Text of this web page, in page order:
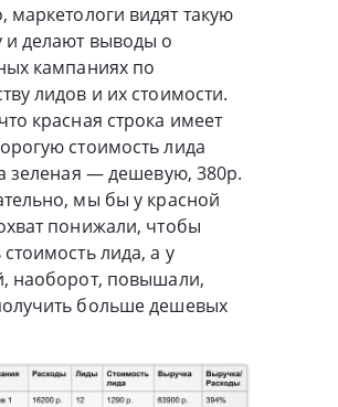
видят такую
и делают выводы о
кампаниях по
лидов и их стоимости.
красная строка имеет
стоимость лида
зеленая — дешевую, 380р.
мы бы у красной
понижали, чтобы
стоимость лида, а у
наоборот, повышали,
больше дешевых